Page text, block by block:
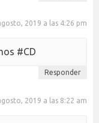
2019 a las 4:26 pm
#CD
Responder
2019 a las 8:22 am